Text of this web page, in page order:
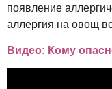
появление
аллергия на овощ
Видео: Кому